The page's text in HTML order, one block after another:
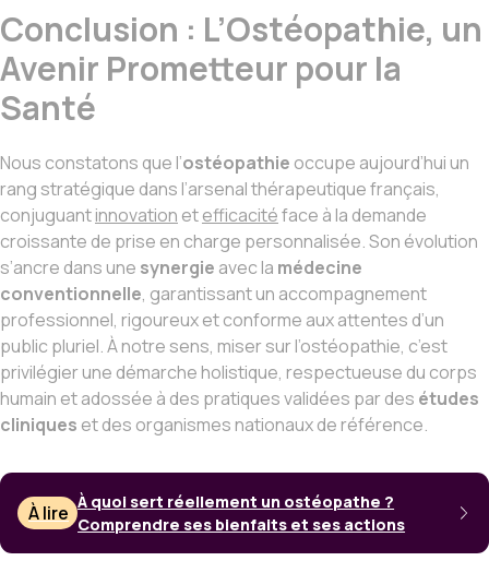
Conclusion : L’Ostéopathie, un
Avenir Prometteur pour la
Santé
Nous constatons que l’ostéopathie occupe aujourd’hui un
rang stratégique dans l’arsenal thérapeutique français,
conjuguantinnovation etefficacitéface à la demande
croissante de prise en charge personnalisée. Son évolution
s’ancre dans une synergie avec la médecine
conventionnelle, garantissant un accompagnement
professionnel, rigoureux et conforme aux attentes d’un
public pluriel. À notre sens, miser sur l’ostéopathie, c’est
privilégier une démarche holistique, respectueuse du corps
humain et adossée à des pratiques validées par des études
cliniques et des organismes nationaux de référence.
À lire À quoi sert réellement un ostéopathe ?
Comprendre ses bienfaits et ses actions